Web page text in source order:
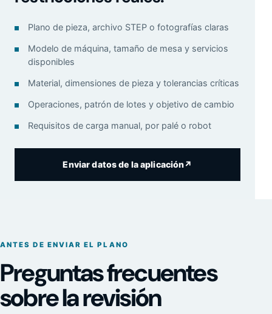
Plano de pieza, archivo STEP o fotografías claras
Modelo de máquina, tamaño de mesa y servicios
disponibles
Material, dimensiones de pieza y tolerancias críticas
Operaciones, patrón de lotes y objetivo de cambio
Requisitos de carga manual, por palé o robot
Enviar datos de la aplicación↗
ANTES DE ENVIAR EL PLANO
Preguntas frecuentes
sobre la revisión